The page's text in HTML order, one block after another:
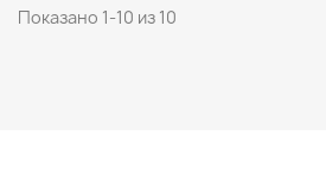
Показано 1-10 из 10